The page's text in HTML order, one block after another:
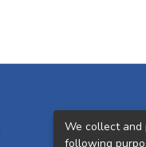
We collect and
following